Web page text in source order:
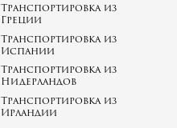
Транспортировка из
Греции
Транспортировка из
Испании
Транспортировка из
Нидерландов
Транспортировка из
Ирландии